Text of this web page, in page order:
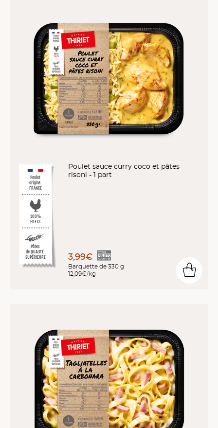
Poulet
origine
FRANCE
Pâtes
de QUALITÉ
SUPÉRIEURE
100%
FILETS
Poulet sauce curry coco et pâtes
risoni - 1 part
3,99€
Barquette de 330 g
12,09€/kg